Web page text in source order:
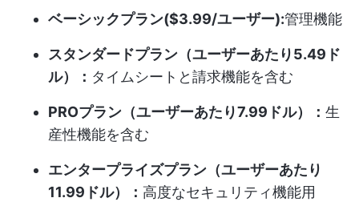
ベーシックプラン($3.99/ユーザー):管理機能
スタンダードプラン（ユーザーあたり5.49ド
ル）： タイムシートと請求機能を含む
PROプラン（ユーザーあたり7.99ドル）： 生
産性機能を含む
エンタープライズプラン（ユーザーあたり
11.99ドル）： 高度なセキュリティ機能用